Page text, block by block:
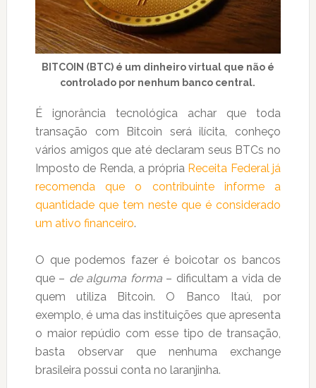
BITCOIN (BTC) é um dinheiro virtual que não é
controlado por nenhum banco central.
É ignorância tecnológica achar que toda
transação com Bitcoin será ilícita, conheço
vários amigos que até declaram seus BTCs no
Imposto de Renda, a própriaReceita Federal já
recomenda que o contribuinte informe a
quantidade que tem neste que é considerado
um ativo financeiro.
O que podemos fazer é boicotar os bancos
que – de alguma forma– dificultam a vida de
quem utiliza Bitcoin. O Banco Itaú, por
exemplo, é uma das instituições que apresenta
o maior repúdio com esse tipo de transação,
basta observar que nenhuma exchange
brasileira possui conta no laranjinha.